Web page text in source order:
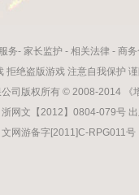
务- 家长监护 - 相关法律 - 商
拒绝盗版游戏 注意自我保护
司版权所有 © 2008-2014
网文【2012】0804-079号
网游备字[2011]C-RPG011号